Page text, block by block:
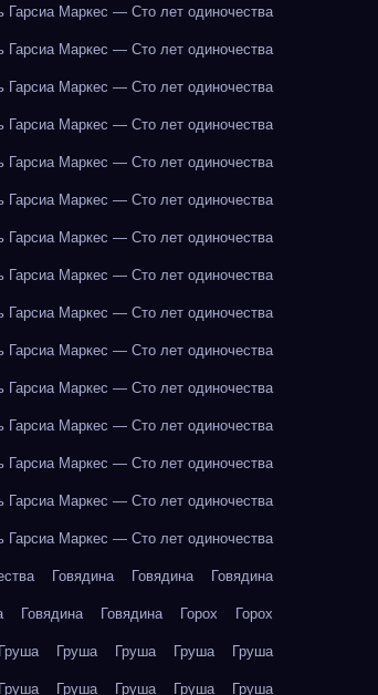
Гарсиа Маркес — Сто лет одиночества
Гарсиа Маркес — Сто лет одиночества
Гарсиа Маркес — Сто лет одиночества
Гарсиа Маркес — Сто лет одиночества
Гарсиа Маркес — Сто лет одиночества
Гарсиа Маркес — Сто лет одиночества
Гарсиа Маркес — Сто лет одиночества
Гарсиа Маркес — Сто лет одиночества
Гарсиа Маркес — Сто лет одиночества
Гарсиа Маркес — Сто лет одиночества
Гарсиа Маркес — Сто лет одиночества
Гарсиа Маркес — Сто лет одиночества
Гарсиа Маркес — Сто лет одиночества
Гарсиа Маркес — Сто лет одиночества
Гарсиа Маркес — Сто лет одиночества
Говядина Говядина Говядина
Говядина Говядина Горох Горох
Груша Груша Груша Груша Груша
Груша Груша Груша Груша Груша